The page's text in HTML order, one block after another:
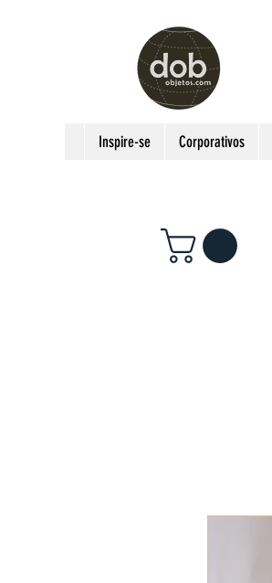
Inspire-se Corporativos